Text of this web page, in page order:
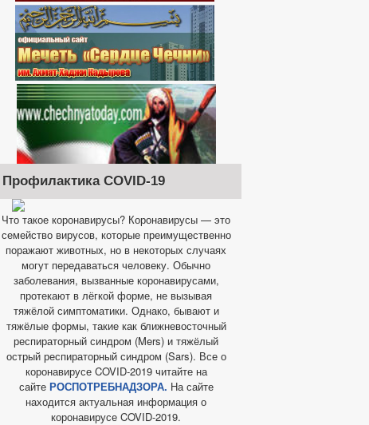
Профилактика COVID-19
Что такое коронавирусы? Коронавирусы — это
семейство вирусов, которые преимущественно
поражают животных, но в некоторых случаях
могут передаваться человеку. Обычно
заболевания, вызванные коронавирусами,
протекают в лёгкой форме, не вызывая
тяжёлой симптоматики. Однако, бывают и
тяжёлые формы, такие как ближневосточный
респираторный синдром (Mers) и тяжёлый
острый респираторный синдром (Sars). Все о
коронавирусе COVID-2019 читайте на
сайте РОСПОТРЕБНАДЗОРА. На сайте
находится актуальная информация о
коронавирусе COVID-2019.